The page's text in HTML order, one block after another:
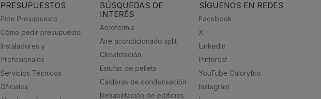
PRESUPUESTOS
Pide Presupuesto
Cómo pedir presupuesto
Instaladores y
Profesionales
Servicios Técnicos
Oficiales
BÚSQUEDAS DE
INTERÉS
Aerotermia
Aire acondicionado split
Climatización
Estufas de pellets
Calderas de condensación
Rehabilitación de edificios
SÍGUENOS EN REDES
Facebook
X
Linkedin
Pinterest
YouTube Caloryfrio
Instagram